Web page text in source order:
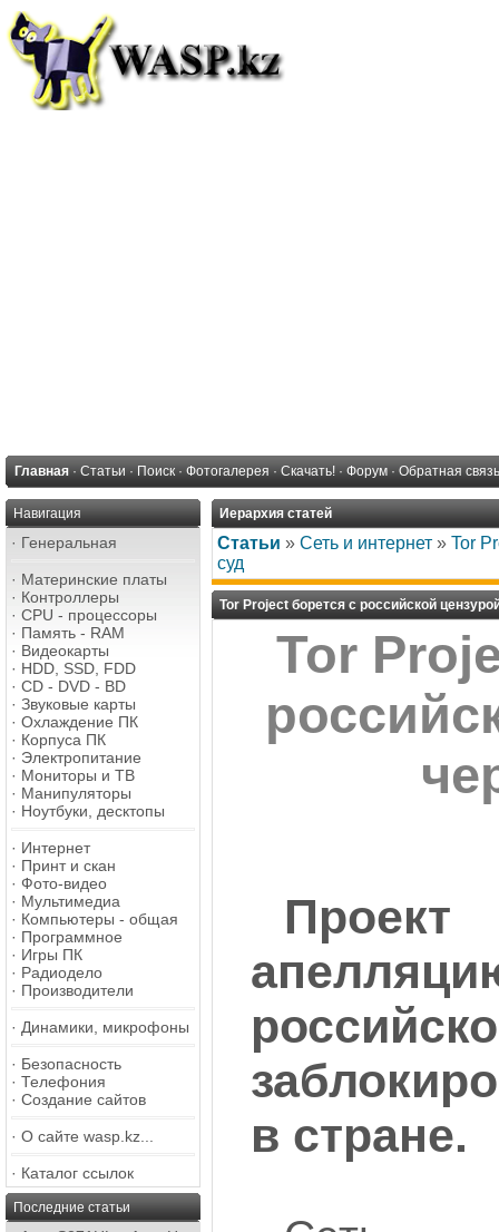
Главная · Статьи · Поиск · Фотогалерея · Скачать! · Форум · Обратная связь
Навигация
· Генеральная
· Материнские платы
· Контроллеры
· CPU - процессоры
· Память - RAM
· Видеокарты
· HDD, SSD, FDD
· CD - DVD - BD
· Звуковые карты
· Охлаждение ПК
· Корпуса ПК
· Электропитание
· Мониторы и ТВ
· Манипуляторы
· Ноутбуки, десктопы
· Интернет
· Принт и скан
· Фото-видео
· Мультимедиа
· Компьютеры - общая
· Программное
· Игры ПК
· Радиодело
· Производители
· Динамики, микрофоны
· Безопасность
· Телефония
· Создание сайтов
· О сайте wasp.kz...
· Каталог ссылок
Последние статьи
Иерархия статей
Статьи » Сеть и интернет » Tor
суд
Tor Project борется с российской
Tor
в стране.